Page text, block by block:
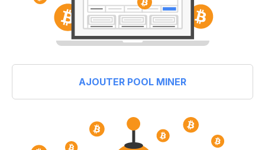
AJOUTER POOL MINER